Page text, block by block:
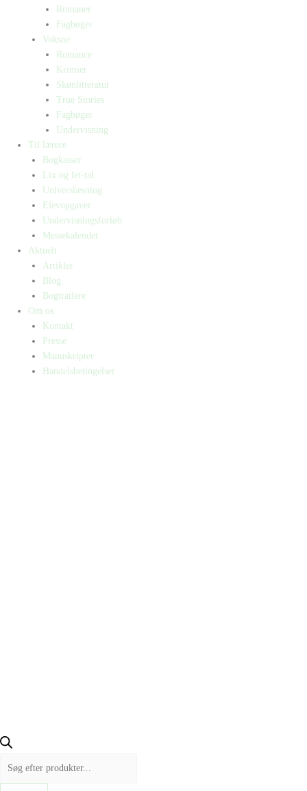
Romaner
Fagbøger
Voksne
Romance
Krimier
Skønlitteratur
True Stories
Fagbøger
Undervisning
Til lærere
Bogkasser
Lix og let-tal
Universlæsning
Elevopgaver
Undervisningsforløb
Messekalender
Aktuelt
Artikler
Blog
Bogtrailere
Om os
Kontakt
Presse
Manuskripter
Handelsbetingelser